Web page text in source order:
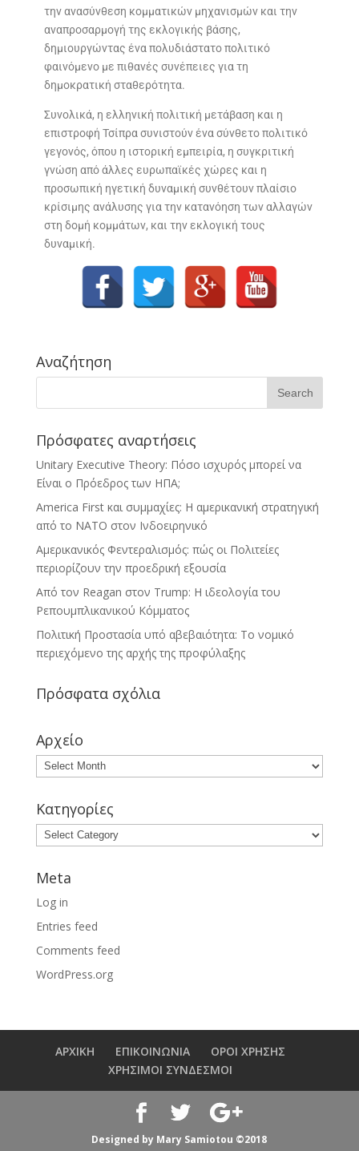
την ανασύνθεση κομματικών μηχανισμών και την
αναπροσαρμογή της εκλογικής βάσης,
δημιουργώντας ένα πολυδιάστατο πολιτικό
φαινόμενο με πιθανές συνέπειες για τη
δημοκρατική σταθερότητα.
Συνολικά, η ελληνική πολιτική μετάβαση και η
επιστροφή Τσίπρα συνιστούν ένα σύνθετο πολιτικό
γεγονός, όπου η ιστορική εμπειρία, η συγκριτική
γνώση από άλλες ευρωπαϊκές χώρες και η
προσωπική ηγετική δυναμική συνθέτουν πλαίσιο
κρίσιμης ανάλυσης για την κατανόηση των αλλαγών
στη δομή κομμάτων, και την εκλογική τους
δυναμική.
Αναζήτηση
Πρόσφατες αναρτήσεις
Unitary Executive Theory: Πόσο ισχυρός μπορεί να
Είναι ο Πρόεδρος των ΗΠΑ;
America First και συμμαχίες: Η αμερικανική στρατηγική
από το ΝΑΤΟ στον Ινδοειρηνικό
Αμερικανικός Φεντεραλισμός: πώς οι Πολιτείες
περιορίζουν την προεδρική εξουσία
Από τον Reagan στον Trump: Η ιδεολογία του
Ρεπουμπλικανικού Κόμματος
Πολιτική Προστασία υπό αβεβαιότητα: Το νομικό
περιεχόμενο της αρχής της προφύλαξης
Πρόσφατα σχόλια
Αρχείο
Κατηγορίες
Meta
Log in
Entries feed
Comments feed
WordPress.org
ΑΡΧΙΚΗ ΕΠΙΚΟΙΝΩΝΙΑ
ΟΡΟΙ ΧΡΗΣΗΣ
ΧΡΗΣΙΜΟΙ ΣΥΝΔΕΣΜΟΙ
Designed by Mary Samiotou ©2018